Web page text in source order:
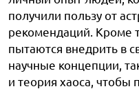
получили пользу от
рекомендаций. Кроме
пытаются внедрить в
научные концепции,
и теория хаоса,